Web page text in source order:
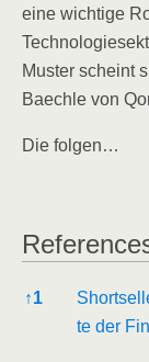
eine wich­ti­ge
Mus­ter scheint
Baech­le von
Die fol­gen…
Refe­ren­ces
↑1
te der